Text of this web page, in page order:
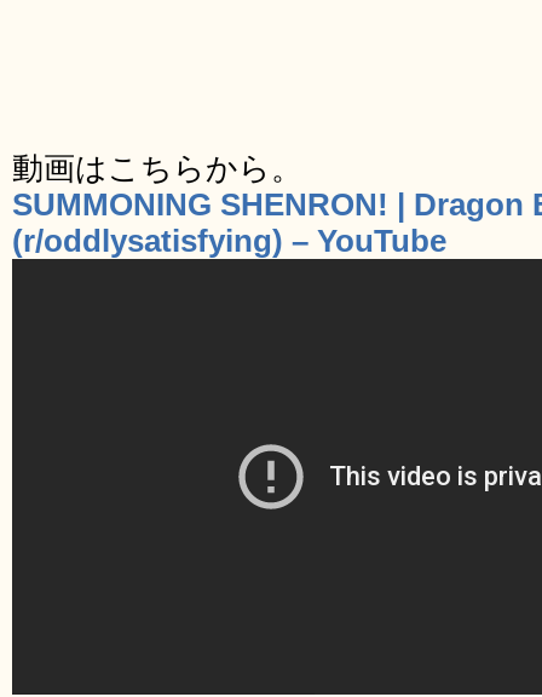
動画はこちらから。
SUMMONING SHENRON! |
(r/oddlysatisfying) – YouTube